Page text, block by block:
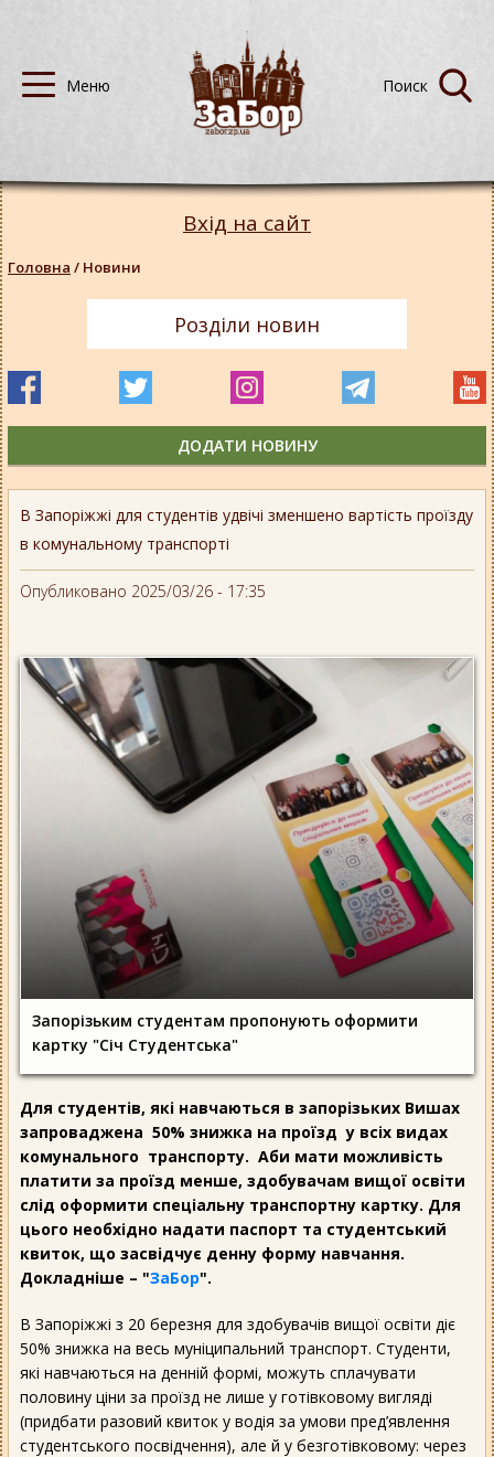
В Запоріжжі для студентів удвічі зменшено вартість проїзду
в комунальному транспорті
Опубликовано 2025/03/26 - 17:35
Запорізьким студентам пропонують оформити
картку "Січ Студентська"
Для студентів, які навчаються в запорізьких Вишах
запроваджена 50% знижка на проїзд у всіх видах
комунального транспорту. Аби мати можливість
платити за проїзд менше, здобувачам вищої освіти
слід оформити спеціальну транспортну картку. Для
цього необхідно надати паспорт та студентський
квиток, що засвідчує денну форму навчання.
Докладніше – "ЗаБор".
В Запоріжжі з 20 березня для здобувачів вищої освіти діє
50% знижка на весь муніципальний транспорт. Студенти,
які навчаються на денній формі, можуть сплачувати
половину ціни за проїзд не лише у готівковому вигляді
(придбати разовий квиток у водія за умови пред’явлення
студентського посвідчення), але й у безготівковому: через
Вхід на сайт
Головна / Новини
Розділи новин
ДОДАТИ НОВИНУ